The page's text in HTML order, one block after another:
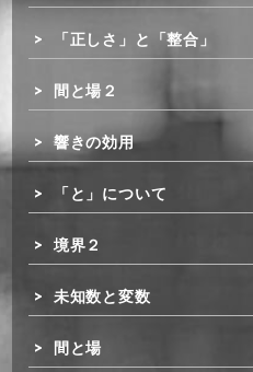
「正しさ」と「整合」
間と場２
響きの効用
「と」について
境界２
未知数と変数
間と場